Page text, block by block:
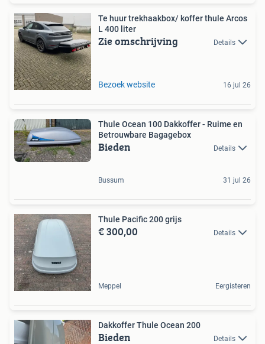
Te huur trekhaakbox/ koffer thule Arcos
L 400 liter
Zie omschrijving Details
Bezoek website 16 jul 26
Thule Ocean 100 Dakkoffer - Ruime en
Betrouwbare Bagagebox
Bieden Details
Bussum 31 jul 26
Thule Pacific 200 grijs
€ 300,00 Details
Meppel Eergisteren
Dakkoffer Thule Ocean 200
Bieden Details